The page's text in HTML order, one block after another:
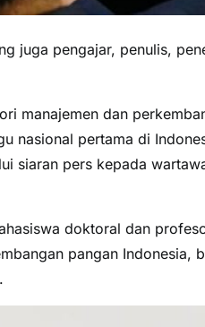
juga pengajar, penulis,
manajemen dan
nasional pertama di
siaran pers kepada
doktoral dan
pangan Indonesia,